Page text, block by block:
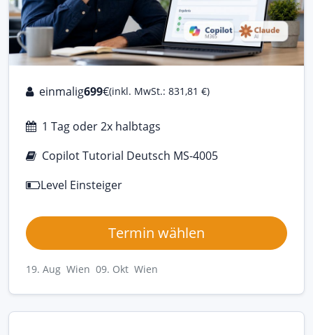
einmalig699€(inkl. MwSt.: 831,81 €)
1 Tag oder 2x halbtags
Copilot Tutorial Deutsch MS-4005
Level Einsteiger
Termin wählen
19. Aug Wien 09. Okt Wien